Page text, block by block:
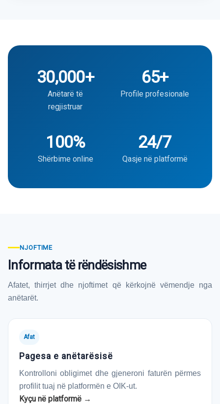
30,000+
Anëtarë të
regjistruar
65+
Profile profesionale
100%
Shërbime online
24/7
Qasje në platformë
NJOFTIME
Informata të rëndësishme
Afatet, thirrjet dhe njoftimet që kërkojnë vëmendje nga
anëtarët.
Afat
Pagesa e anëtarësisë
Kontrolloni obligimet dhe gjeneroni faturën përmes
profilit tuaj në platformën e OIK-ut.
Kyçu në platformë →